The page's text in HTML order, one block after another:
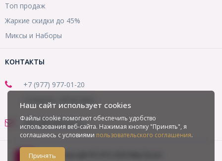
Топ продаж
Жаркие скидки до 45%
Миксы и Наборы
КОНТАКТЫ
+7 (977) 977-01-20
office@mirbusin.ru
Наш сайт использует cookies
Файлы cookie помогают обеспечить удобство
использования веб-сайта. Нажимая кнопку "Принять", я
соглашаюсь с условиями пользовательского соглашения.
Принять